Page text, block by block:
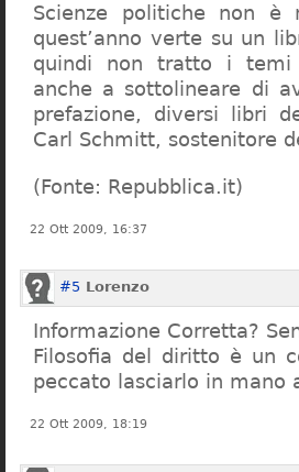
Scienze politiche non è
quest’anno verte su un
quindi non tratto i temi
anche a sottolineare di
prefazione, diversi libri
Carl Schmitt, sostenitore
(Fonte: Repubblica.it)
22 Ott 2009, 16:37
#5 Lorenzo
Informazione Corretta?
Filosofia del diritto è un
peccato lasciarlo in mano
22 Ott 2009, 18:19